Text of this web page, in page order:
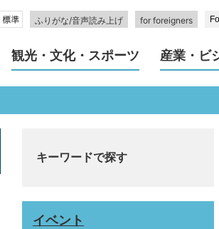
ふりがな/音声読み上げ for foreigners
観光・文化・スポーツ 産業・ビ
キーワードで探す
イベント